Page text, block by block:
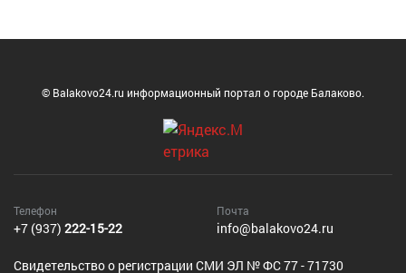
© Balakovo24.ru информационный портал о городе Балаково.
Телефон
+7 (937) 222-15-22
Почта
info@balakovo24.ru
Cвидетельство о регистрации СМИ ЭЛ № ФС 77 - 71730